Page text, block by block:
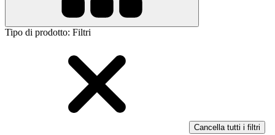
Tipo di prodotto: Filtri
Cancella tutti i filtri